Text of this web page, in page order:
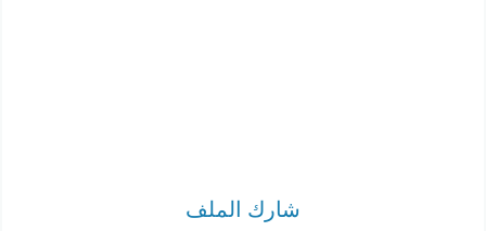
شارك الملف